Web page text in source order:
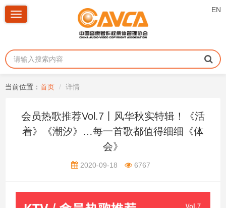
EN
Toggle
当前位置： 首页 详情
会员热歌推荐Vol.7丨风华秋实特辑！《活
着》《潮汐》…每一首歌都值得细细《体
会》
2020-09-18 6767